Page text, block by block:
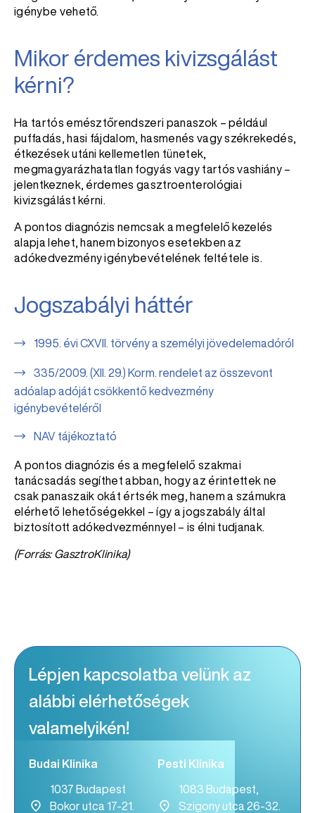
igénybe vehető.
Mikor érdemes kivizsgálást
kérni?
Ha tartós emésztőrendszeri panaszok – például
puffadás, hasi fájdalom, hasmenés vagy székrekedés,
étkezések utáni kellemetlen tünetek,
megmagyarázhatatlan fogyás vagy tartós vashiány –
jelentkeznek, érdemes gasztroenterológiai
kivizsgálást kérni.
A pontos diagnózis nemcsak a megfelelő kezelés
alapja lehet, hanem bizonyos esetekben az
adókedvezmény igénybevételének feltétele is.
Jogszabályi háttér
1995. évi CXVII. törvény a személyi jövedelemadóról
335/2009. (XII. 29.) Korm. rendelet az összevont
adóalap adóját csökkentő kedvezmény
igénybevételéről
NAV tájékoztató
A pontos diagnózis és a megfelelő szakmai
tanácsadás segíthet abban, hogy az érintettek ne
csak panaszaik okát értsék meg, hanem a számukra
elérhető lehetőségekkel – így a jogszabály által
biztosított adókedvezménnyel – is élni tudjanak.
(Forrás: GasztroKlinika)
Lépjen kapcsolatba velünk az
alábbi elérhetőségek
valamelyikén!
Budai Klinika
1037 Budapest
Bokor utca 17-21.
Pesti Klinika
1083 Budapest,
Szigony utca 26-32.